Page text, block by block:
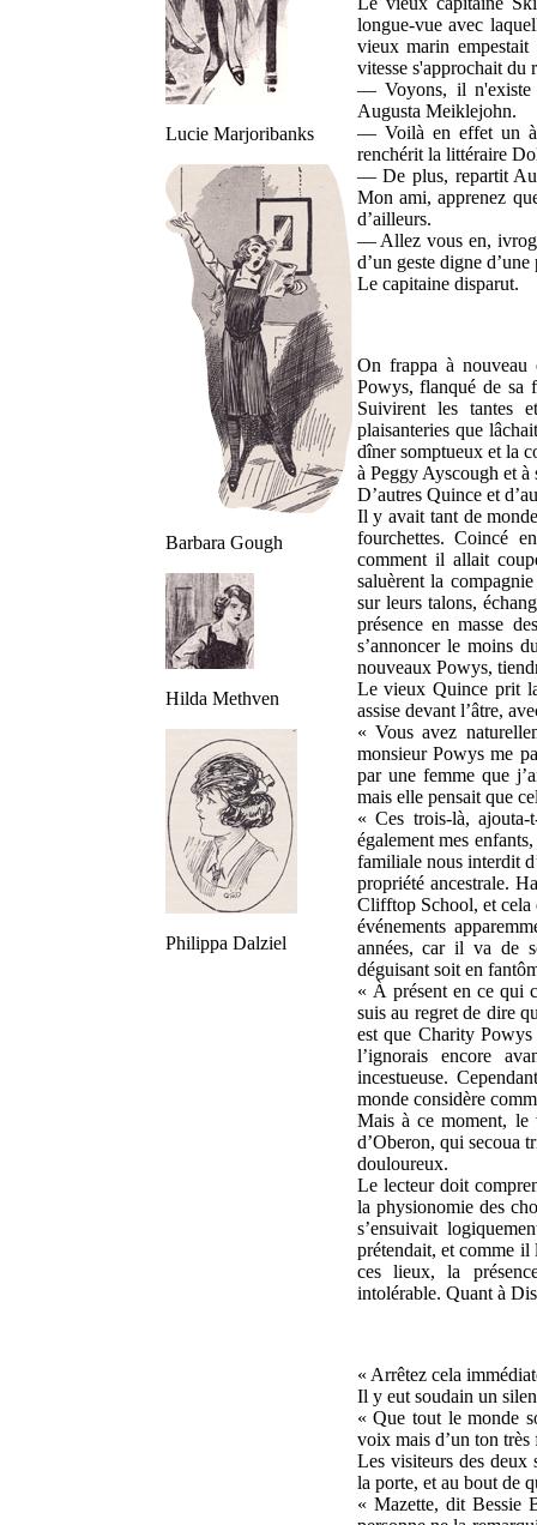
longue-vue avec
vieux marin
vitesse s'approchait du
— Voyons, il
Augusta Meiklejohn.
— Voilà en effet un à-
renchérit la littéraire
— De plus, repartit
Mon ami, apprenez
d’ailleurs.
— Allez vous en,
d’un geste digne d’une
Le capitaine disparut.
On frappa à nouveau
Powys, flanqué de sa
Suivirent les tantes
plaisanteries que
dîner somptueux et la
à Peggy Ayscough et à
D’autres Quince et
Il y avait tant de
fourchettes. Coincé
comment il allait
saluèrent la
sur leurs talons,
présence en masse
s’annoncer le moins
nouveaux Powys,
Le vieux Quince prit
assise devant l’âtre,
« Vous avez
monsieur Powys me
par une femme que
mais elle pensait que
« Ces trois-là,
également mes
familiale nous interdit
propriété ancestrale.
Clifftop School, et cela
événements
années, car il va de
déguisant soit en
« À présent en ce qui
suis au regret de dire
est que Charity
l’ignorais encore
incestueuse.
monde considère
Mais à ce moment, le
d’Oberon, qui secoua
douloureux.
Le lecteur doit
la physionomie des
s’ensuivait
prétendait, et comme
ces lieux, la
intolérable. Quant à
« Arrêtez cela
Il y eut soudain un
« Que tout le monde
voix mais d’un ton très
Les visiteurs des deux
la porte, et au bout de
« Mazette, dit Bessie
Lucie Marjoribanks
Barbara Gough
Hilda Methven
Philippa Dalziel